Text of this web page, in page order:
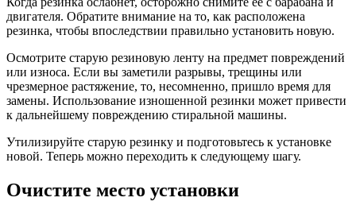
двигателя. Обратите внимание на то, как расположена
резинка, чтобы впоследствии правильно установить новую.
Осмотрите старую резиновую ленту на предмет повреждений
или износа. Если вы заметили разрывы, трещины или
чрезмерное растяжение, то, несомненно, пришло время для
замены. Использование изношенной резинки может привести
к дальнейшему повреждению стиральной машины.
Утилизируйте старую резинку и подготовьтесь к установке
новой. Теперь можно переходить к следующему шагу.
Очистите место установки